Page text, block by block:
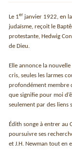
Le 1er janvier 1922, en
judaïsme, reçoit le
protestante, Hedwig
de Dieu.
Elle annonce la
cris, seules les larmes
profondément membre
que signifie pour moi
seulement par des liens
Édith songe à entrer au
poursuivre ses
et J.H. Newman tout en